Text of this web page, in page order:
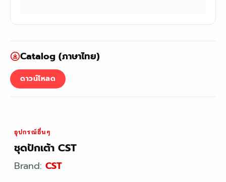
Catalog (ภาษาไทย)
ดาวน์โหลด
อุปกรณ์อื่นๆ
ชุดปักเต้า CST
Brand: CST